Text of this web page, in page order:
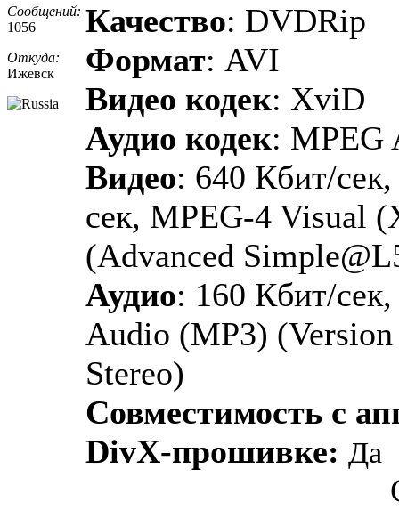
Сообщений:
1056
Откуда:
Ижевск
Качество: DVDRip
Формат: AVI
Видео кодек: XviD
Аудио кодек: MPEG
Видео: 640 Кбит/
сек, MPEG-4 Visual
(Advanced
Аудио: 160 Кбит/
Audio (MP3)
Stereo)
Совместимость с
DivX-прошивке: Да